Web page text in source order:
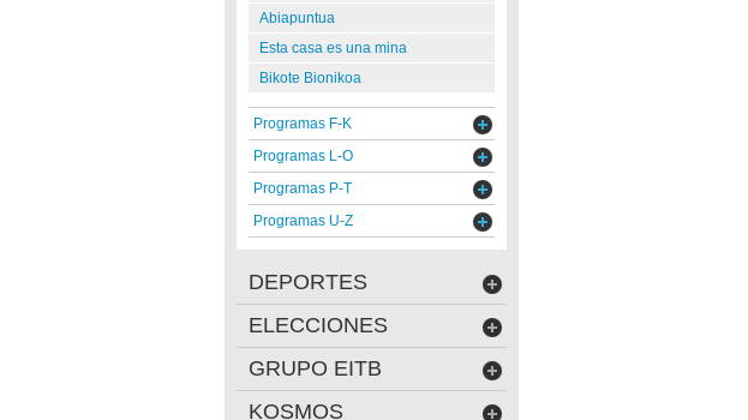
Abiapuntua
Esta casa es una mina
Bikote Bionikoa
Programas F-K
Programas L-O
Programas P-T
Programas U-Z
DEPORTES
ELECCIONES
GRUPO EITB
KOSMOS